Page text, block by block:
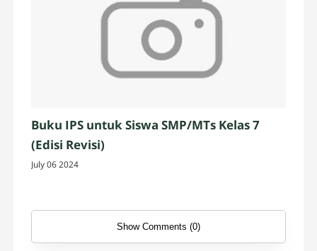
Buku IPS untuk Siswa SMP/MTs Kelas 7
(Edisi Revisi)
July 06 2024
Show Comments (0)